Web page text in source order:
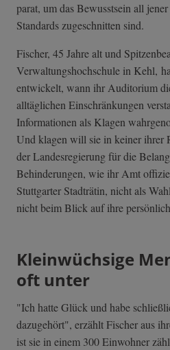
parat, um das Bewusstsein all
Standards zugeschnitten sind.
Fischer, 45 Jahre alt und
Verwaltungshochschule in Kehl,
entwickelt, wann ihr Auditorium
alltäglichen Einschränkungen
Informationen als Klagen
Und klagen will sie in keiner ihrer
der Landesregierung für die
Behinderungen, wie ihr Amt
Stuttgarter Stadträtin, nicht als
nicht beim Blick auf ihre
Kleinwüchsige
oft unter
"Ich hatte Glück und habe
dazugehört", erzählt Fischer aus
ist sie in einem 300 Einwohner